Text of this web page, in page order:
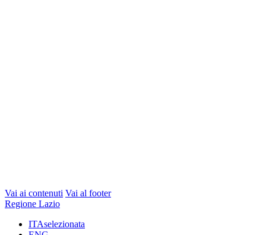
Vai ai contenuti Vai al footer
Regione Lazio
ITAselezionata